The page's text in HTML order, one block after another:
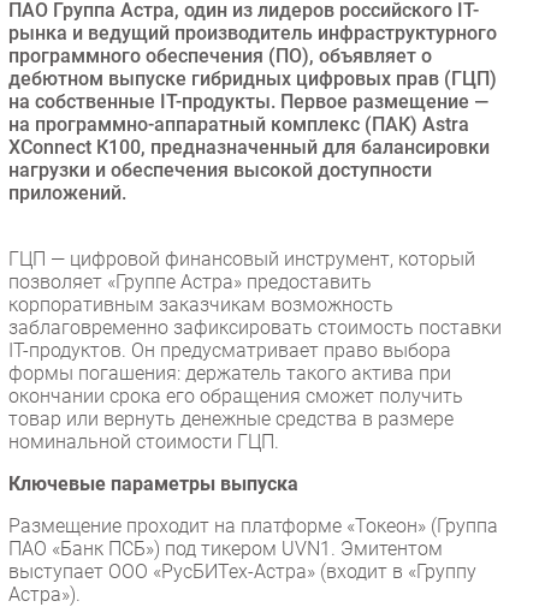
Безопасность
Инновации
CIO/Управление ИТ
Гаджеты
Здоровье
Новости
Аналитика
Интервью
Мероприятия
Проекты
IT класс
Тестовый стенд
Каталог компаний
ПАО Группа Астра, один из лидеров российского IT-
рынка и ведущий производитель инфраструктурного
программного обеспечения (ПО), объявляет о
дебютном выпуске гибридных цифровых прав (ГЦП)
на собственные IT-продукты. Первое размещение —
на программно-аппаратный комплекс (ПАК) Astra
XConnect К100, предназначенный для балансировки
нагрузки и обеспечения высокой доступности
приложений.
ГЦП — цифровой финансовый инструмент, который
позволяет «Группе Астра» предоставить
корпоративным заказчикам возможность
заблаговременно зафиксировать стоимость поставки
IT-продуктов. Он предусматривает право выбора
формы погашения: держатель такого актива при
окончании срока его обращения сможет получить
товар или вернуть денежные средства в размере
номинальной стоимости ГЦП.
Ключевые параметры выпуска
Размещение проходит на платформе «Токеон» (Группа
ПАО «Банк ПСБ») под тикером UVN1. Эмитентом
выступает ООО «РусБИТех-Астра» (входит в «Группу
Астра»).